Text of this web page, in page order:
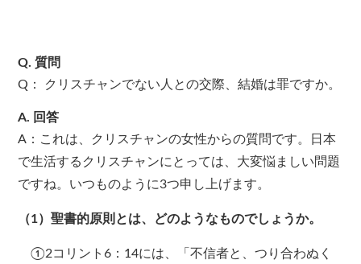
Q. 質問
Q： クリスチャンでない人との交際、結婚は罪ですか。
A. 回答
A：これは、クリスチャンの女性からの質問です。日本
で生活するクリスチャンにとっては、大変悩ましい問題
ですね。いつものように3つ申し上げます。
（1）聖書的原則とは、どのようなものでしょうか。
①2コリント6：14には、「不信者と、つり合わぬく